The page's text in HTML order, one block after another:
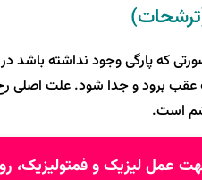
که پارگی وجود نداشته
برود و جدا شود. علت اصلی رخ
است.
و فمتولیزیک، روزهای زوج از ساعت